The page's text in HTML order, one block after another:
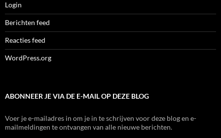
Login
Berichten feed
Reacties feed
WordPress.org
ABONNEER JE VIA DE E-MAIL OP DEZE BLOG
Voer je e-mailadres in om je in te schrijven voor deze blog en e-
mailmeldingen te ontvangen van alle nieuwe berichten.